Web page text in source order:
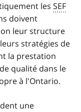
les SEF
doivent
leur structure
stratégies de
la prestation
de qualité dans le
à l'Ontario.
une